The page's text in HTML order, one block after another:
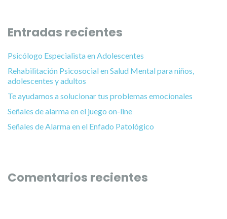
Entradas recientes
Psicólogo Especialista en Adolescentes
Rehabilitación Psicosocial en Salud Mental para niños,
adolescentes y adultos
Te ayudamos a solucionar tus problemas emocionales
Señales de alarma en el juego on-line
Señales de Alarma en el Enfado Patológico
Comentarios recientes